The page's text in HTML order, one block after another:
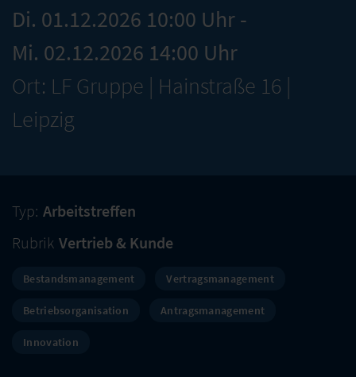
Di. 01.12.2026 10:00 Uhr -
Mi. 02.12.2026 14:00 Uhr
Ort: LF Gruppe | Hainstraße 16 |
Leipzig
Typ: Arbeitstreffen
Rubrik Vertrieb & Kunde
Bestandsmanagement Vertragsmanagement
Betriebsorganisation Antragsmanagement
Innovation